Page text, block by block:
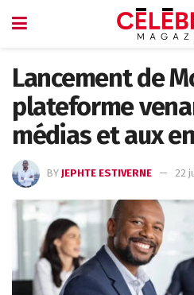
Lancement de
plateforme
médias et aux
BY JEPHTE ESTIVERNE 22